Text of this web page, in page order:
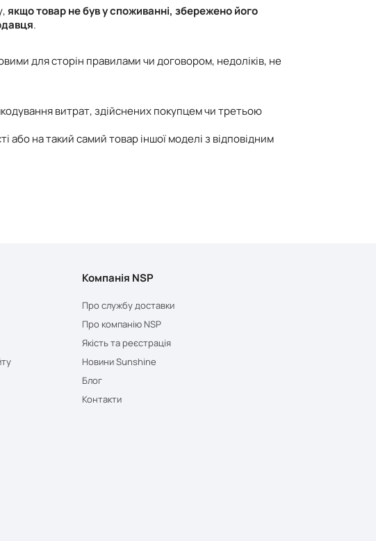
якщо товар не був у споживанні, збережено його
.
для сторін правилами чи договором, недоліків, не
витрат, здійснених покупцем чи третьою
або на такий самий товар іншої моделі з відповідним
Компанія NSP
Про службу доставки
Про компанію NSP
Якість та реєстрація
Новини Sunshine
Блог
Контакти